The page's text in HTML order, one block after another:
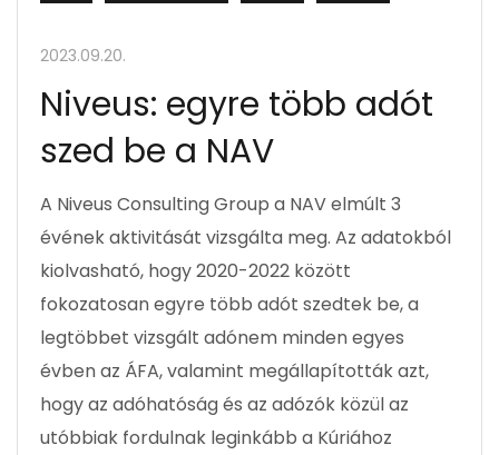
2023.09.20.
Niveus: egyre több adót
szed be a NAV
A Niveus Consulting Group a NAV elmúlt 3
évének aktivitását vizsgálta meg. Az adatokból
kiolvasható, hogy 2020-2022 között
fokozatosan egyre több adót szedtek be, a
legtöbbet vizsgált adónem minden egyes
évben az ÁFA, valamint megállapították azt,
hogy az adóhatóság és az adózók közül az
utóbbiak fordulnak leginkább a Kúriához